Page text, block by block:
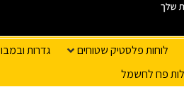
לוחות פלסטיק שטוחים גדרות
פח לחשמל